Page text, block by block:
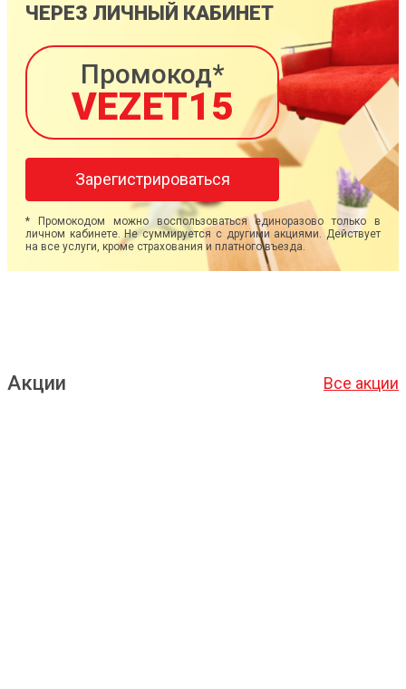
ЧЕРЕЗ ЛИЧНЫЙ КАБИНЕТ
Промокод*
VEZET15
Зарегистрироваться
* Промокодом можно воспользоваться единоразово только в
личном кабинете. Не суммируется с другими акциями. Действует
на все услуги, кроме страхования и платного въезда.
Акции Все акции